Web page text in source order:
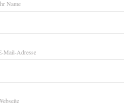
Name
Mail-Adresse